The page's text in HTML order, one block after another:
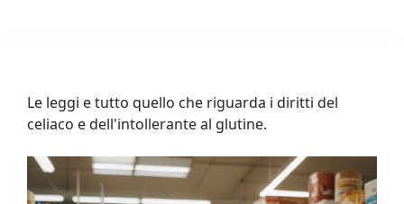
Le leggi e tutto quello che riguarda i diritti del
celiaco e dell'intollerante al glutine.